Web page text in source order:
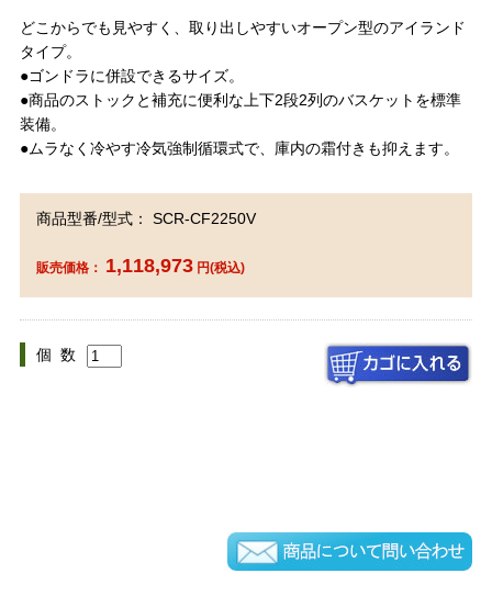
どこからでも見やすく、取り出しやすいオープン型のアイランド
タイプ。
●ゴンドラに併設できるサイズ。
●商品のストックと補充に便利な上下2段2列のバスケットを標準
装備。
●ムラなく冷やす冷気強制循環式で、庫内の霜付きも抑えます。
商品型番/型式： SCR-CF2250V
販売価格： 1,118,973円(税込)
個 数